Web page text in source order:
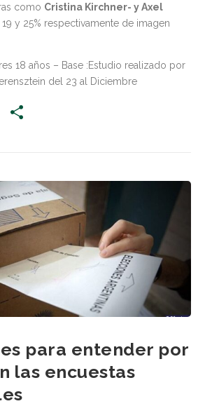
como Cristina Kirchner- y Axel
y 25% respectivamente de imagen
18 años – Base :Estudio realizado por
del 23 al Diciembre
Email
para entender por
las encuestas